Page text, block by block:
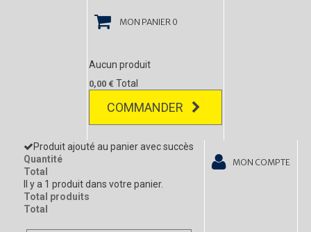
MON PANIER 0
Aucun produit
0,00 € Total
COMMANDER
Produit ajouté au panier avec succès
Quantité
Total
Il y a 1 produit dans votre panier.
Total produits
Total
MON COMPTE